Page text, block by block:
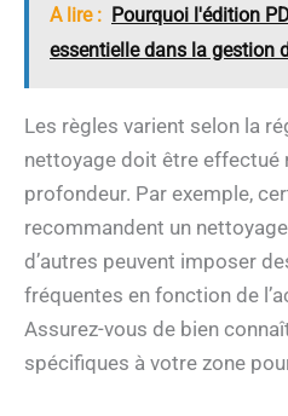
A lire : Pourquoi l'édition
essentielle dans la gestion
Les règles varient selon la
nettoyage doit être effectué
profondeur. Par exemple,
recommandent un
d’autres peuvent imposer
fréquentes en fonction de
Assurez-vous de bien
spécifiques à votre zone